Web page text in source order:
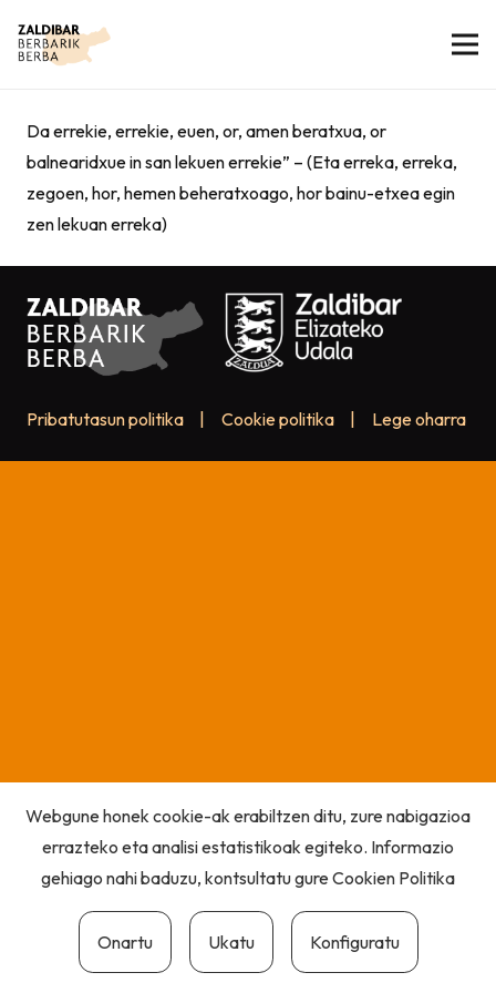
Da errekie, errekie, euen, or, amen beratxua, or
balnearidxue in san lekuen errekie” – (Eta erreka, erreka,
zegoen, hor, hemen beheratxoago, hor bainu-etxea egin
zen lekuan erreka)
Pribatutasun politika Cookie politika Lege oharra
Webgune honek cookie-ak erabiltzen ditu, zure nabigazioa
errazteko eta analisi estatistikoak egiteko. Informazio
gehiago nahi baduzu, kontsultatu gureCookien Politika
Onartu Ukatu Konfiguratu